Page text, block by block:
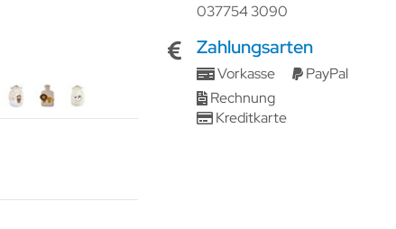
037754 3090
Zahlungsarten
Vorkasse
PayPal
Rechnung
Kreditkarte